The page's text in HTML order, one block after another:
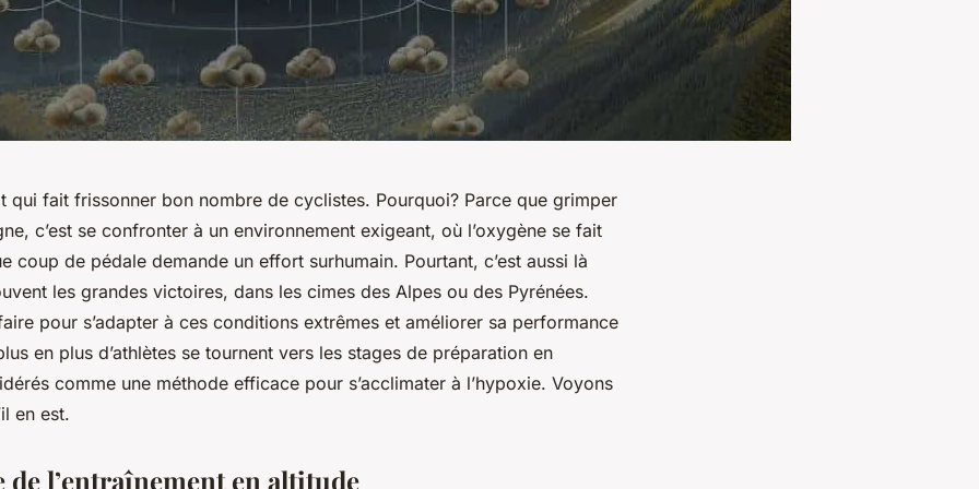
qui fait frissonner bon nombre de cyclistes. Pourquoi? Parce que grimper
c’est se confronter à un environnement exigeant, où l’oxygène se fait
coup de pédale demande un effort surhumain. Pourtant, c’est aussi là
les grandes victoires, dans les cimes des Alpes ou des Pyrénées.
pour s’adapter à ces conditions extrêmes et améliorer sa performance
en plus d’athlètes se tournent vers les stages de préparation en
comme une méthode efficace pour s’acclimater à l’hypoxie. Voyons
en est.
l’entraînement en altitude